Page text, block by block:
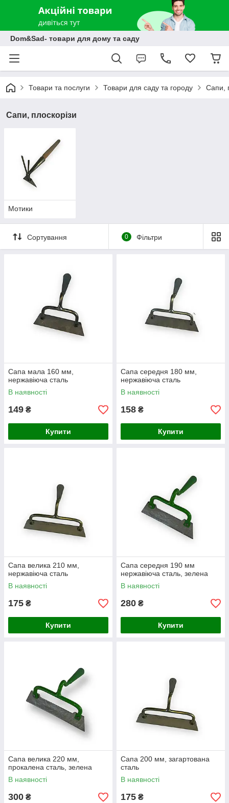
Dom&Sad- товари для дому та саду
Товари та послуги Товари для саду та городу Сапи,
Сапи, плоскорізи
Мотики
Сортування 0 Фільтри
Сапа мала 160 мм,
нержавіюча сталь
В наявності
149 ₴
Купити
Сапа середня 180 мм,
нержавіюча сталь
В наявності
158 ₴
Купити
Сапа велика 210 мм,
нержавіюча сталь
В наявності
175 ₴
Купити
Сапа середня 190 мм
нержавіюча сталь, зелена
В наявності
280 ₴
Купити
Сапа велика 220 мм,
прокалена сталь, зелена
В наявності
300 ₴
Сапа 200 мм, загартована
сталь
В наявності
175 ₴